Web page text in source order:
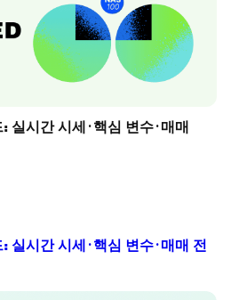
실시간 시세·핵심 변수·매매
실시간 시세·핵심 변수·매매 전